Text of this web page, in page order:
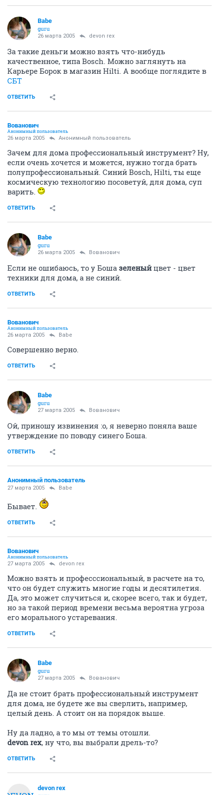
Babe
guru
26 марта 2005 devon rex
За такие деньги можно взять что-нибудь
качественное, типа Bosch. Можно заглянуть на
Карьере Борок в магазин Hilti. А вообще поглядите в
СБT
ОТВЕТИТЬ
Вованович
Анонимный пользователь
26 марта 2005 Анонимный пользователь
Зачем для дома профессиональный инструмент? Ну,
если очень хочется и можется, нужно тогда брать
полупрофессиональный. Синий Bosch, Hilti, ты еще
космическую технологию посоветуй, для дома, суп
варить.
ОТВЕТИТЬ
Babe
guru
26 марта 2005 Вованович
Если не ошибаюсь, то у Боша зеленыйцвет - цвет
техники для дома, а не синий.
ОТВЕТИТЬ
Вованович
Анонимный пользователь
26 марта 2005 Babe
Совершенно верно.
ОТВЕТИТЬ
Babe
guru
27 марта 2005 Вованович
Ой, приношу извинения :o, я неверно поняла ваше
утверждение по поводу синего Боша.
ОТВЕТИТЬ
Анонимный пользователь
27 марта 2005 Babe
Бывает.
ОТВЕТИТЬ
Вованович
Анонимный пользователь
27 марта 2005 devon rex
Можно взять и професссиональный, в расчете на то,
что он будет служить многие годы и десятилетия.
Да, это может случиться и, скорее всего, так и будет,
но за такой период времени весьма вероятна угроза
его морального устаревания.
ОТВЕТИТЬ
Babe
guru
27 марта 2005 Вованович
Да не стоит брать профессиональный инструмент
для дома, не будете же вы сверлить, например,
целый день. А стоит он на порядок выше.
Ну да ладно, а то мы от темы отошли.
devon rex, ну что, вы выбрали дрель-то?
ОТВЕТИТЬ
devon rex